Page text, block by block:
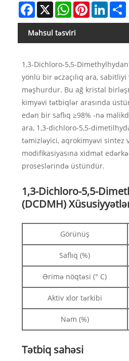
Facebook
X WhatsAppPinterest
Məhsul təsviri
1,3-Dichloro-5,5-
yönlü bir əczaçılıq ara,
məşhurdur. Bu ağ kristal
kimyəvi tətbiqlər arasında
edən bir saflıq ≥98% -nə
ara, 1,3-dichloro-5,5-
təmizləyici, aqrokimyəvi sintez
modifikasiyasına xidmət
proseslərində üstündür.
1,3-Dichloro-5,5-
(DCDMH)
Görünüş
Saflıq (%)
Ərimə nöqtəsi (° C)
Aktiv xlor tərkibi
Nəm (%)
Tətbiq sahəsi